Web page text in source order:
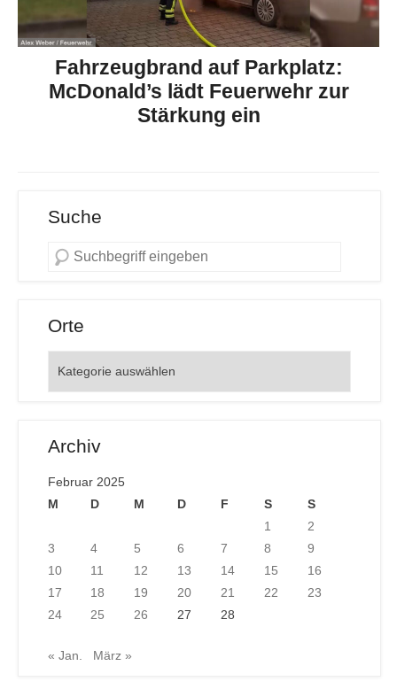
Fahrzeugbrand auf Parkplatz:
McDonald’s lädt Feuerwehr zur
Stärkung ein
Suche
Orte
Archiv
Februar 2025
M
D M D F S
S
1
2
3
4 5 6 7 8
9
10
11 12 13 14 15
16
17
18 19 20 21 22
23
24
25 26 27 28
« Jan. März »